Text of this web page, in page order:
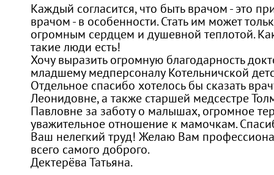
Каждый согласится, что быть врачом - это
врачом - в особенности. Стать им может
огромным сердцем и душевной теплотой.
такие люди есть!
Хочу выразить огромную благодарность
младшему медперсоналу Котельничской
Отдельное спасибо хотелось бы сказать
Леонидовне, а также старшей медсестре
Павловне за заботу о малышах, огромное
уважительное отношение к мамочкам.
Ваш нелегкий труд! Желаю Вам
всего самого доброго.
Дектерёва Татьяна.